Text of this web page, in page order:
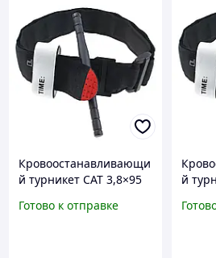
Кровоостанавливающи
й турникет CAT 3,8×95
палочкой и липучкой
Готово к отправке
й